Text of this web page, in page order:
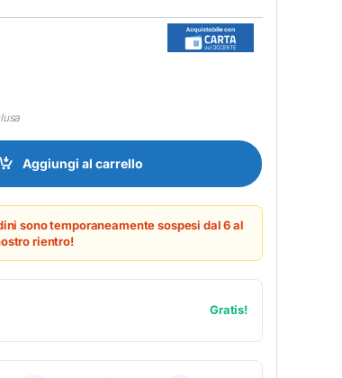
MULTILICENZA (ELETTRONICA) quantity
Aggiungi al carrello
sono temporaneamente sospesi dal 6 al
rientro!
Gratis!